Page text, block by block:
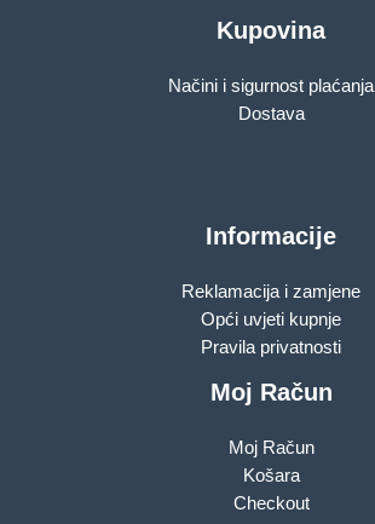
Kupovina
Načini i sigurnost plaćanja
Dostava
Informacije
Reklamacija i zamjene
Opći uvjeti kupnje
Pravila privatnosti
Moj Račun
Moj Račun
Košara
Checkout